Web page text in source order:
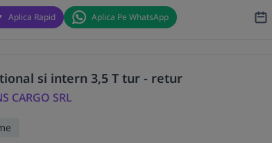
Aplica Rapid Aplica Pe WhatsApp
si intern 3,5 T tur - retur
CARGO SRL